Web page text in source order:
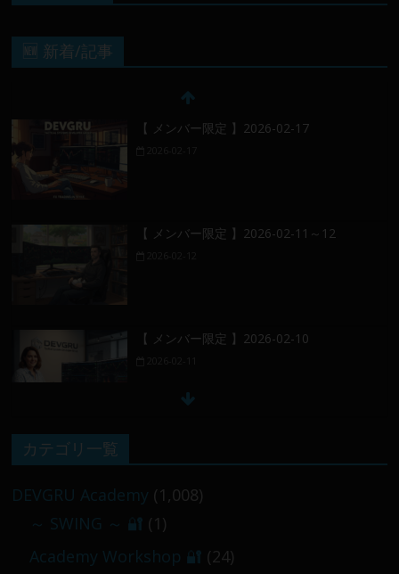
🆕 新着/記事
【 メンバー限定 】2026-02-17
【 メンバー限定 】2026-02-11～12
【 メンバー限定 】2026-02-10
／
【 メンバー限定 】2026-03-05～06
カテゴリ一覧
DEVGRU Academy (1,008)
～ SWING ～ 🔐 (1)
Academy Workshop 🔐 (24)